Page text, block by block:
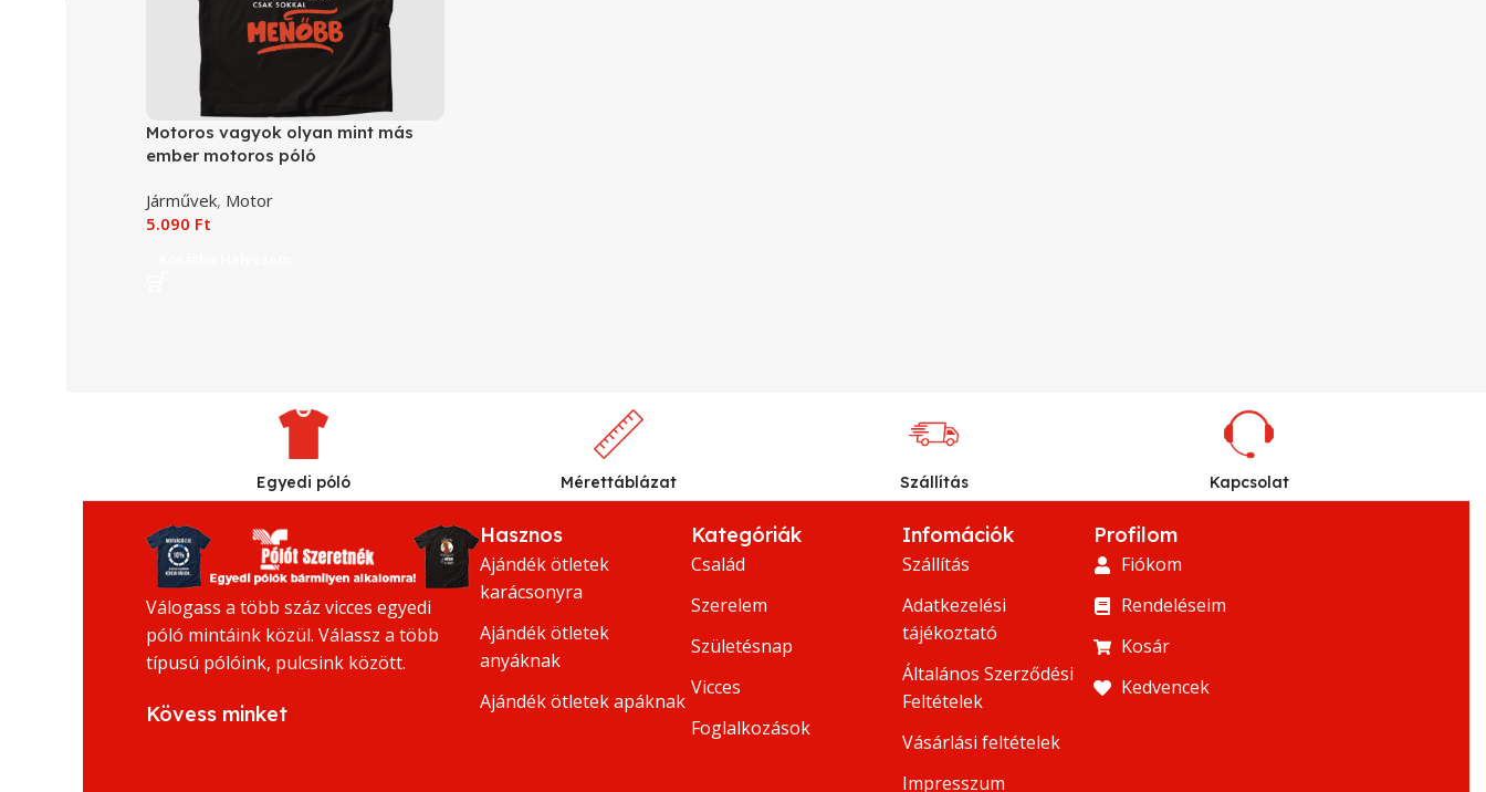
Motoros vagyok olyan mint más
ember motoros póló
Járművek, Motor
5.090 Ft
Egyedi póló Mérettáblázat Szállítás Kapcsolat
Válogass a több száz vicces egyedi
póló mintáink közül. Válassz a több
típusú pólóink, pulcsink között.
Kövess minket
Hasznos
Ajándék ötletek
karácsonyra
Ajándék ötletek
anyáknak
Ajándék ötletek apáknak
Kategóriák
Család
Szerelem
Születésnap
Vicces
Foglalkozások
Infomációk
Szállítás
Adatkezelési
tájékoztató
Általános Szerződési
Feltételek
Vásárlási feltételek
Impresszum
Profilom
Fiókom
Rendeléseim
Kosár
Kedvencek